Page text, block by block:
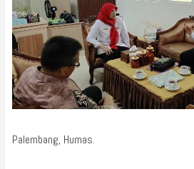
Palembang, Humas.